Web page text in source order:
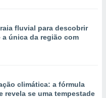
fluvial para descobrir
a única da região com
climática: a fórmula
revela se uma tempestade